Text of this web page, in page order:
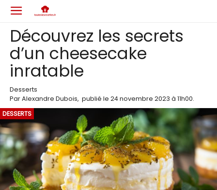
Découvrez les secrets
d’un cheesecake
inratable
Desserts
ParAlexandre Dubois, publié le 24 novembre 2023 à 11h00.
DESSERTS